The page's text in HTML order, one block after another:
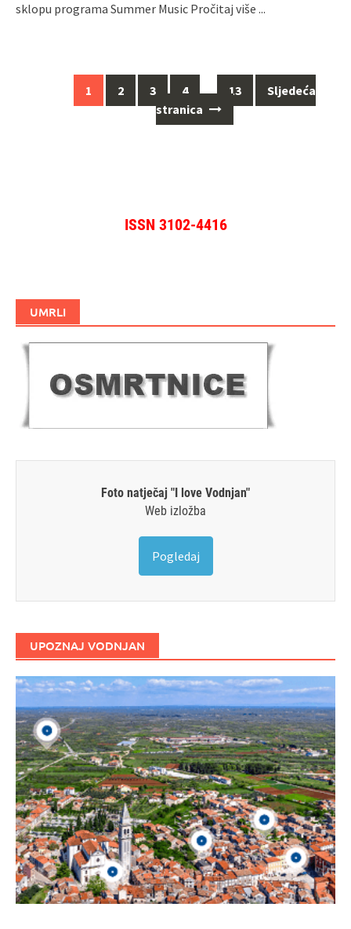
sklopu programa Summer Music Pročitaj više ...
1 2 3 4 … 13
Sljedeća
stranica
ISSN 3102-4416
UMRLI
Foto natječaj "I love Vodnjan"
Web izložba
Pogledaj
UPOZNAJ VODNJAN